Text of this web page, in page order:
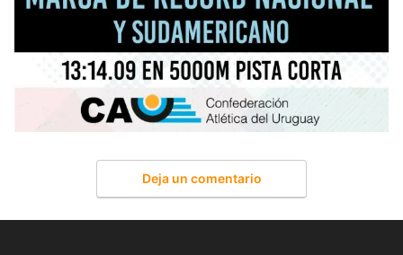
Deja un comentario